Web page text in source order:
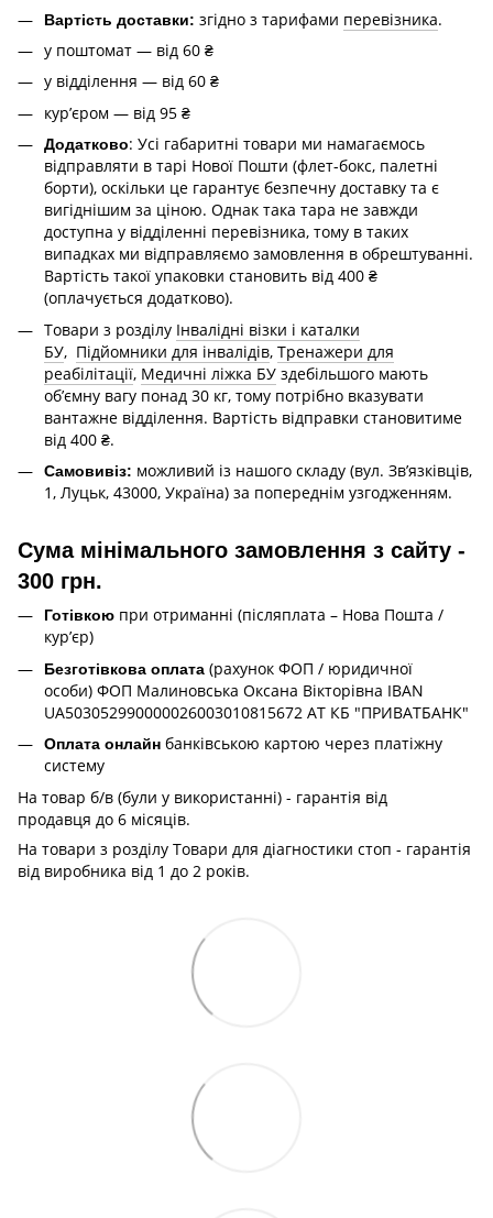
Вартість доставки: згідно з тарифами перевізника.
у поштомат — від 60 ₴
у відділення — від 60 ₴
курʼєром — від 95 ₴
Додатково: Усі габаритні товари ми намагаємось
відправляти в тарі Нової Пошти (флет-бокс, палетні
борти), оскільки це гарантує безпечну доставку та є
вигіднішим за ціною. Однак така тара не завжди
доступна у відділенні перевізника, тому в таких
випадках ми відправляємо замовлення в обрештуванні.
Вартість такої упаковки становить від 400 ₴
(оплачується додатково).
Товари з розділу Інвалідні візки і каталки
БУ, Підйомники для інвалідів, Тренажери для
реабілітації, Медичні ліжка БУ здебільшого мають
об’ємну вагу понад 30 кг, тому потрібно вказувати
вантажне відділення. Вартість відправки становитиме
від 400 ₴.
Самовивіз: можливий із нашого складу (вул. Зв’язківців,
1, Луцьк, 43000, Україна) за попереднім узгодженням.
Сума мінімального замовлення з сайту -
300 грн.
Готівкою при отриманні (післяплата – Нова Пошта /
кур’єр)
Безготівкова оплата (рахунок ФОП / юридичної
особи) ФОП Малиновська Оксана Вікторівна IBAN
UA503052990000026003010815672 АТ КБ "ПРИВАТБАНК"
Оплата онлайн банківською картою через платіжну
систему
На товар б/в (були у використанні) - гарантія від
продавця до 6 місяців.
На товари з розділу Товари для діагностики стоп - гарантія
від виробника від 1 до 2 років.